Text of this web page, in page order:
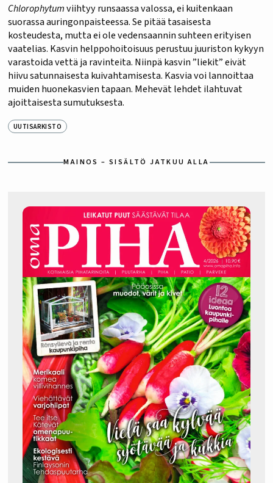
Chlorophytumviihtyy runsaassa valossa, ei kuitenkaan
suorassa auringonpaisteessa. Se pitää tasaisesta
kosteudesta, mutta ei ole vedensaannin suhteen erityisen
vaatelias. Kasvin helppohoitoisuus perustuu juuriston kykyyn
varastoida vettä ja ravinteita. Niinpä kasvin ”liekit” eivät
hiivu satunnaisesta kuivahtamisesta. Kasvia voi lannoittaa
muiden huonekasvien tapaan. Mehevät lehdet ilahtuvat
ajoittaisesta sumutuksesta.
UUTISARKISTO
MAINOS – SISÄLTÖ JATKUU ALLA